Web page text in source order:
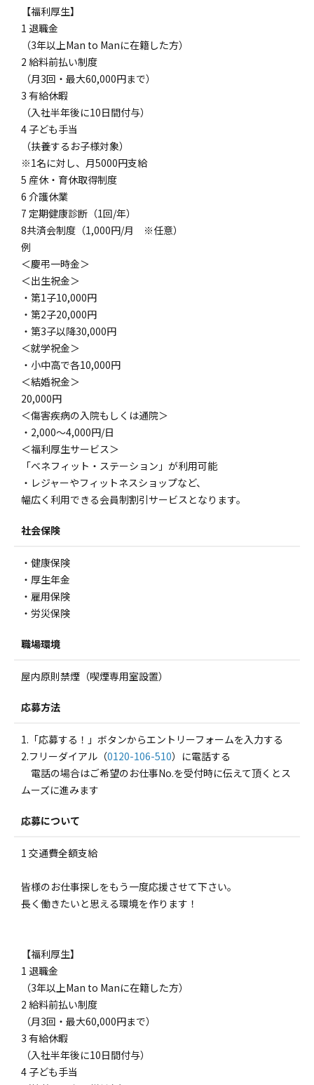
【福利厚生】
1 退職金
（3年以上Man to Manに在籍した方）
2 給料前払い制度
（月3回・最大60,000円まで）
3 有給休暇
（入社半年後に10日間付与）
4 子ども手当
（扶養するお子様対象）
※1名に対し、月5000円支給
5 産休・育休取得制度
6 介護休業
7 定期健康診断（1回/年）
8共済会制度（1,000円/月 ※任意）
例
＜慶弔一時金＞
＜出生祝金＞
・第1子10,000円
・第2子20,000円
・第3子以降30,000円
＜就学祝金＞
・小中高で各10,000円
＜結婚祝金＞
20,000円
＜傷害疾病の入院もしくは通院＞
・2,000〜4,000円/日
＜福利厚生サービス＞
「ベネフィット・ステーション」が利用可能
・レジャーやフィットネスショップなど、
幅広く利用できる会員制割引サービスとなります。
社会保険
・健康保険
・厚生年金
・雇用保険
・労災保険
職場環境
屋内原則禁煙（喫煙専用室設置）
応募方法
1.「応募する！」ボタンからエントリーフォームを入力する
2.フリーダイアル（0120-106-510）に電話する
電話の場合はご希望のお仕事No.を受付時に伝えて頂くとス
ムーズに進みます
応募について
1 交通費全額支給
皆様のお仕事探しをもう一度応援させて下さい。
長く働きたいと思える環境を作ります！
【福利厚生】
1 退職金
（3年以上Man to Manに在籍した方）
2 給料前払い制度
（月3回・最大60,000円まで）
3 有給休暇
（入社半年後に10日間付与）
4 子ども手当